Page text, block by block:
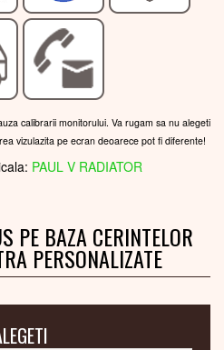
calibrarii monitorului. Va rugam sa nu alegeti
vizulazita pe ecran deoarece pot fi diferente!
PAUL V RADIATOR
PE BAZA CERINTELOR
PERSONALIZATE